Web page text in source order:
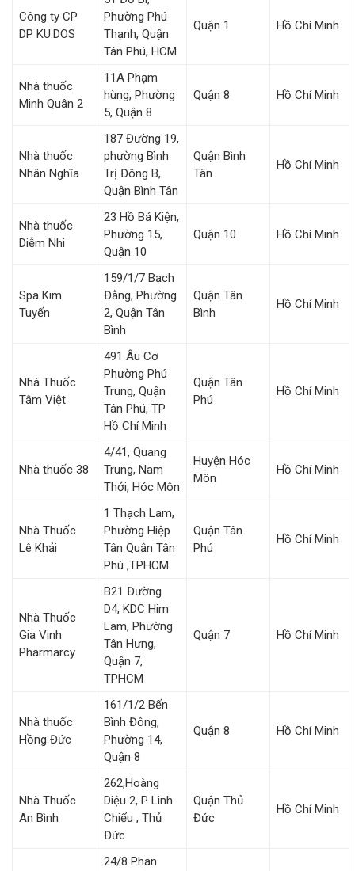
Công ty CP
DP KU.DOS
Phường Phú
Thạnh, Quận
Tân Phú, HCM
Quận 1 Hồ Chí Minh
Nhà thuốc
Minh Quân 2
11A Phạm
hùng, Phường
5, Quận 8
Quận 8 Hồ Chí Minh
Nhà thuốc
Nhân Nghĩa
187 Đường 19,
phường Bình
Trị Đông B,
Quận Bình Tân
Quận Bình
Tân
Hồ Chí Minh
Nhà thuốc
Diễm Nhi
23 Hồ Bá Kiện,
Phường 15,
Quận 10
Quận 10 Hồ Chí Minh
Spa Kim
Tuyến
159/1/7 Bạch
Đằng, Phường
2, Quận Tân
Bình
Quận Tân
Bình
Hồ Chí Minh
Nhà Thuốc
Tâm Việt
491 Âu Cơ
Phường Phú
Trung, Quận
Tân Phú, TP
Hồ Chí Minh
Quận Tân
Phú
Hồ Chí Minh
Nhà thuốc 38
4/41, Quang
Trung, Nam
Thới, Hóc Môn
Huyện Hóc
Môn
Hồ Chí Minh
Nhà Thuốc
Lê Khải
1 Thạch Lam,
Phường Hiệp
Tân Quận Tân
Phú ,TPHCM
Quận Tân
Phú
Hồ Chí Minh
Nhà Thuốc
Gia Vinh
Pharmarcy
B21 Đường
D4, KDC Him
Lam, Phường
Tân Hưng,
Quận 7,
TPHCM
Quận 7 Hồ Chí Minh
Nhà thuốc
Hồng Đức
161/1/2 Bến
Bình Đông,
Phường 14,
Quận 8
Quận 8 Hồ Chí Minh
Nhà Thuốc
An Bình
262,Hoàng
Diệu 2, P Linh
Chiểu , Thủ
Đức
Quận Thủ
Đức
Hồ Chí Minh
24/8 Phan